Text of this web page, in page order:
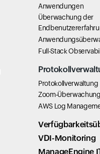
Anwendungen
Überwachung der
Full-Stack
Protokollverwaltung
Zoom-Überwachung
AWS Log
VDI-Monitoring
ManageEngine